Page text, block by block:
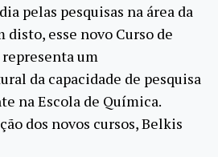
pelas pesquisas na área da
esse novo Curso de
representa um
da capacidade de pesquisa
na Escola de Química.
dos novos cursos, Belkis